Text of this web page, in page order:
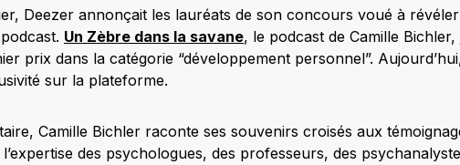
Deezer annonçait les lauréats de son concours voué à
Un Zèbre dans la savane, le podcast de Camille
prix dans la catégorie “développement personnel”.
sur la plateforme.
Camille Bichler raconte ses souvenirs croisés aux
des psychologues, des professeurs, des